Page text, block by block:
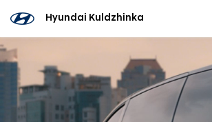
Hyundai Kuldzhinka